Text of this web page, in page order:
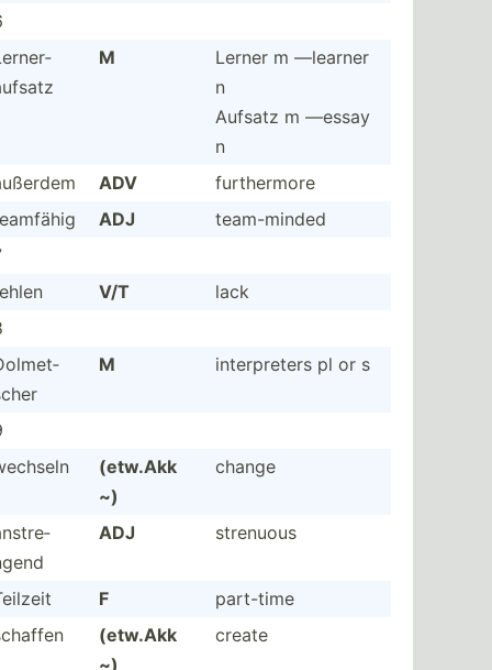
M
Lerner m —learner
n
Aufsatz m —essay
n
ADV
furthe­rmore
ADJ
team-m­inded
V/T
lack
M interp­reters pl or s
(etw.Akk
~)
change
ADJ strenuous
F
part-time
(etw.Akk
~)
create